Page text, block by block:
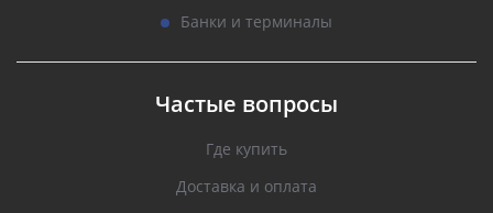
Банки и терминалы
Частые вопросы
Где купить
Доставка и оплата